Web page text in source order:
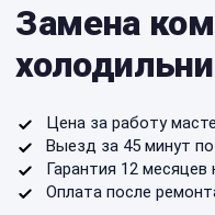
Замена
Цена за работу
Выезд за 45 минут
Гарантия 12
Оплата после